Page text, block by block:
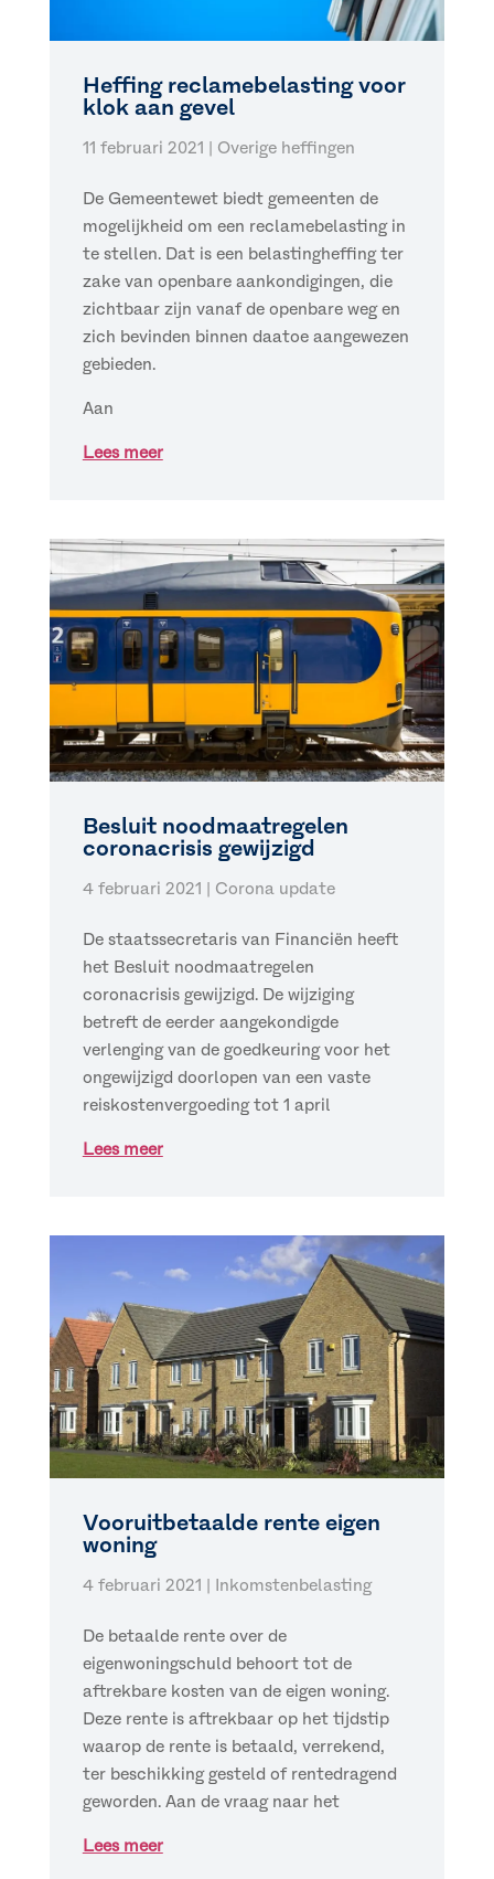
Heffing reclamebelasting voor
klok aan gevel
11 februari 2021 | Overige heffingen
De Gemeentewet biedt gemeenten de
mogelijkheid om een reclamebelasting in
te stellen. Dat is een belastingheffing ter
zake van openbare aankondigingen, die
zichtbaar zijn vanaf de openbare weg en
zich bevinden binnen daatoe aangewezen
gebieden.
Aan
Lees meer
Besluit noodmaatregelen
coronacrisis gewijzigd
4 februari 2021 | Corona update
De staatssecretaris van Financiën heeft
het Besluit noodmaatregelen
coronacrisis gewijzigd. De wijziging
betreft de eerder aangekondigde
verlenging van de goedkeuring voor het
ongewijzigd doorlopen van een vaste
reiskostenvergoeding tot 1 april
Lees meer
Vooruitbetaalde rente eigen
woning
4 februari 2021 | Inkomstenbelasting
De betaalde rente over de
eigenwoningschuld behoort tot de
aftrekbare kosten van de eigen woning.
Deze rente is aftrekbaar op het tijdstip
waarop de rente is betaald, verrekend,
ter beschikking gesteld of rentedragend
geworden. Aan de vraag naar het
Lees meer